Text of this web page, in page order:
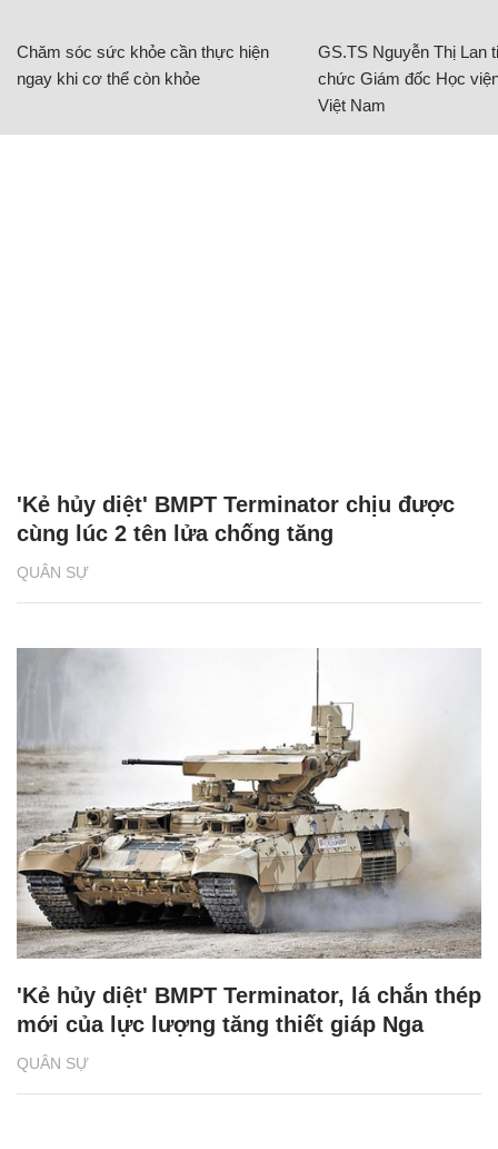
Chăm sóc sức khỏe cần thực hiện
ngay khi cơ thể còn khỏe
GS.TS Nguyễn Thị Lan
chức Giám đốc Học
Việt Nam
QUÂN SỰ
'Kẻ hủy diệt' BMPT Terminator chịu được
cùng lúc 2 tên lửa chống tăng
QUÂN SỰ
'Kẻ hủy diệt' BMPT Terminator, lá chắn thép
mới của lực lượng tăng thiết giáp Nga